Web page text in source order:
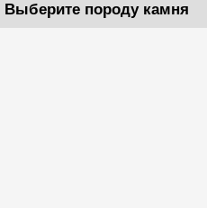
Выберите породу камня